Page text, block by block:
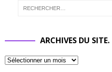
ARCHIVES DU SITE.